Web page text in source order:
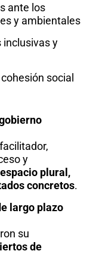
ante los
y ambientales
inclusivas y
social
y
espacio plural,
concretos.
largo plazo
su
de